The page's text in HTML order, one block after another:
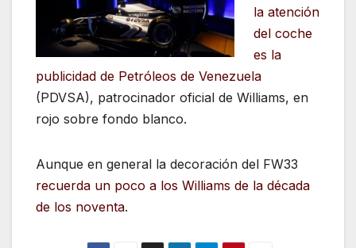
la atención
del coche
es la
publicidad de Petróleos de Venezuela
(PDVSA), patrocinador oficial de Williams, en
rojo sobre fondo blanco.
Aunque en general la decoración del FW33
recuerda un poco a los Williams de la década
de los noventa.